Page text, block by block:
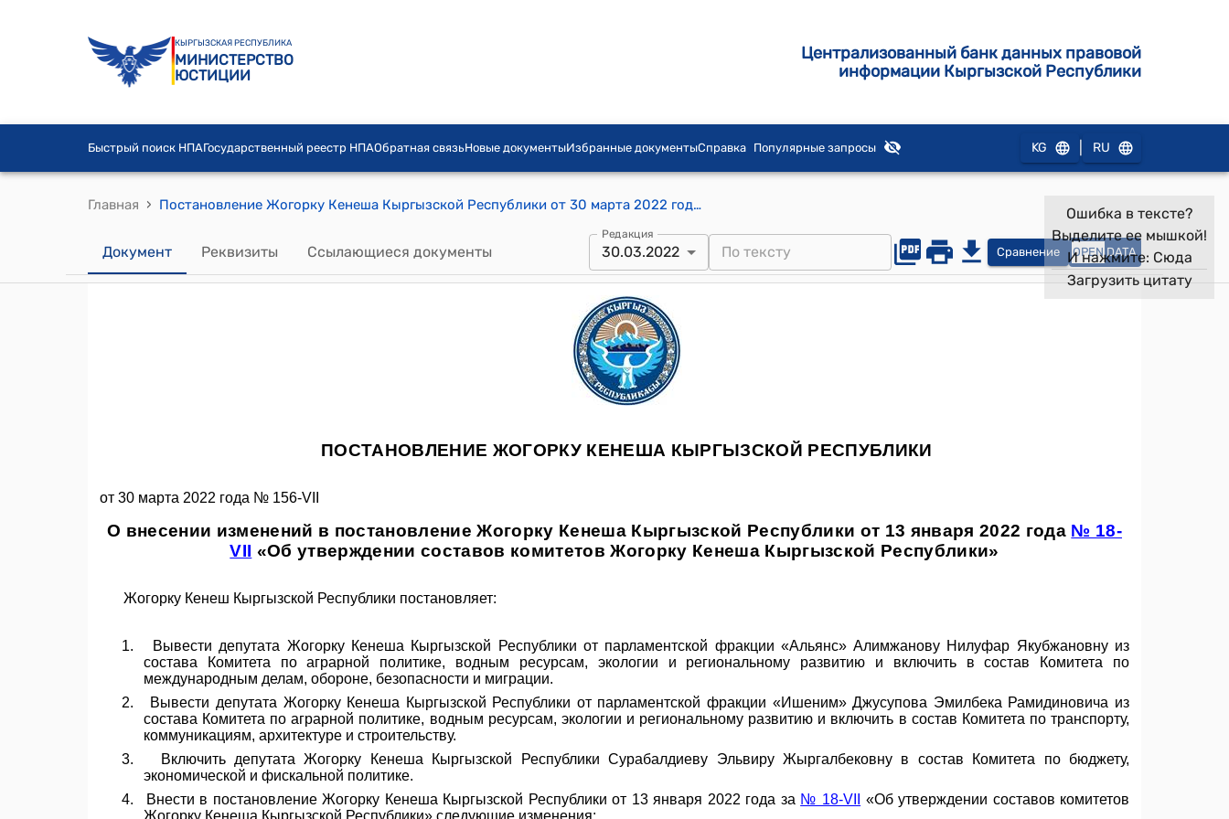
КЫРГЫЗСКАЯ РЕСПУБЛИКА
МИНИСТЕРСТВО
ЮСТИЦИИ
Централизованный банк данных правовой
информации Кыргызской Республики
Быстрый поиск НПАГосударственный реестр НПАОбратная связьНовые документыИзбранные документыСправка Популярные запросы KG RU
Главная › Постановление Жогорку Кенеша Кыргызской Республики от 30 марта 2022 года № 156-VII О внесении изменений в постановление Жогорку Кенеша Кыргызской Республики от 13 января 2022 года № 18-VII «Об утверждении составов комитетов Жогорку Кенеша Кыргызской Республики»
Документ Реквизиты Ссылающиеся документы
Редакция
30.03.2022 Сравнение OPEN DATA
Ошибка в тексте?
Выделите ее мышкой!
И нажмите: Сюда
Загрузить цитату